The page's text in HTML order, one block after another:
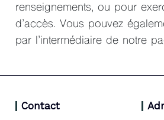
renseignements, ou pour
d’accès. Vous pouvez
par l’intermédiaire de notre
Contact